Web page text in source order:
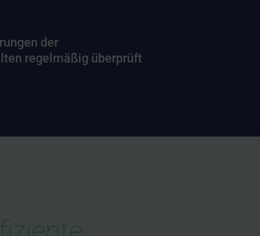
der
regelmäßig überprüft